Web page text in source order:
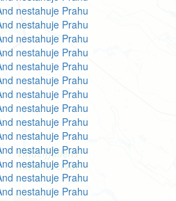
nestahuje Prahu
nestahuje Prahu
nestahuje Prahu
nestahuje Prahu
nestahuje Prahu
nestahuje Prahu
nestahuje Prahu
nestahuje Prahu
nestahuje Prahu
nestahuje Prahu
nestahuje Prahu
nestahuje Prahu
nestahuje Prahu
nestahuje Prahu